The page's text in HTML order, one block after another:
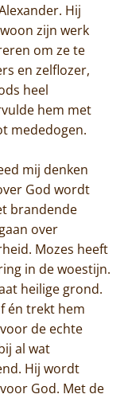
Hij
zijn werk
om ze te
en zelflozer,
heel
hem met
mededogen.
mij denken
God wordt
brandende
over
Mozes heeft
in de woestijn.
heilige grond.
én trekt hem
de echte
al wat
Hij wordt
God. Met de